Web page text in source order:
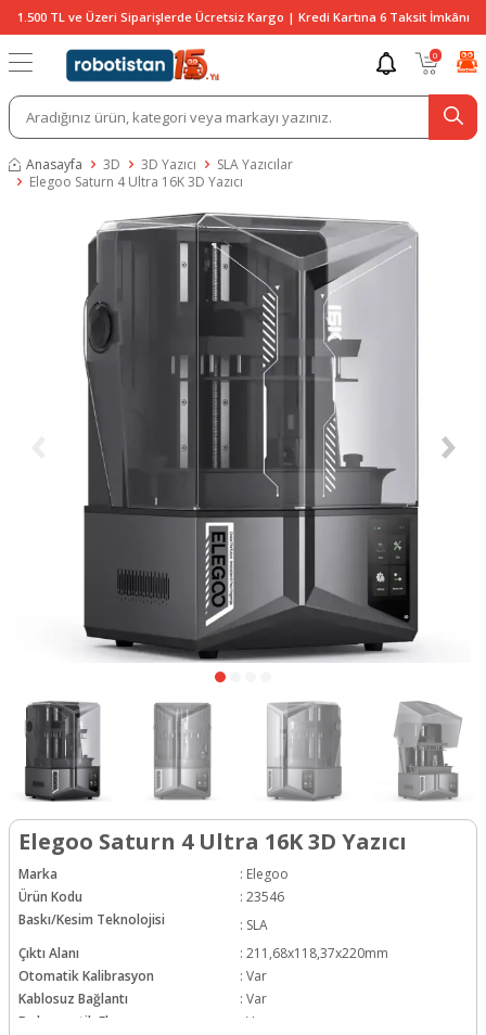
1.500 TL ve Üzeri Siparişlerde Ücretsiz Kargo | Kredi Kartına 6 Taksit İmkânı
0
Anasayfa 3D 3D Yazıcı
SLA Yazıcılar
Elegoo Saturn 4 Ultra 16K 3D Yazıcı
Elegoo Saturn 4 Ultra 16K 3D Yazıcı
Marka : Elegoo
Ürün Kodu
: 23546
Baskı/Kesim Teknolojisi
: SLA
Çıktı Alanı
: 211,68x118,37x220mm
Otomatik Kalibrasyon
: Var
Kablosuz Bağlantı
: Var
Dokunmatik Ekran
Var